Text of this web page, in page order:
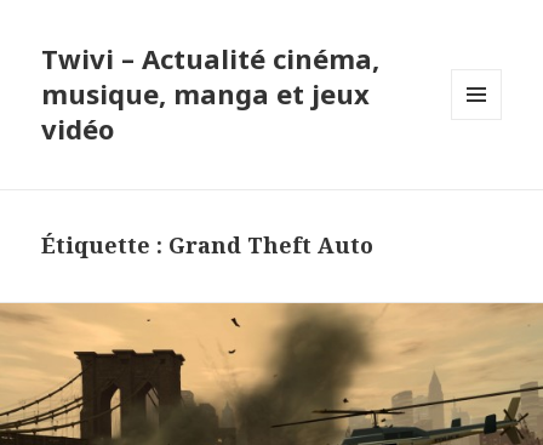
Twivi – Actualité cinéma,
musique, manga et jeux
vidéo
Étiquette : Grand Theft Auto